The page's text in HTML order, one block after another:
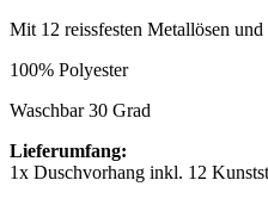
Mit 12 reissfesten Metallösen
100% Polyester
Waschbar 30 Grad
Lieferumfang:
1x Duschvorhang inkl. 12